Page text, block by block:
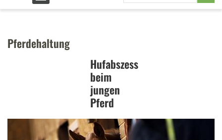
Pferdehaltung
Hufabszess
beim
jungen
Pferd